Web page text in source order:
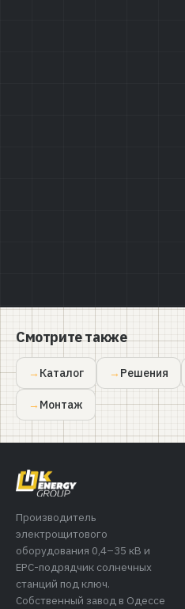
Смотрите также
Каталог Решения
Монтаж
Производитель
электрощитового
оборудования 0,4–35 кВ и
EPC-подрядчик солнечных
станций под ключ.
Собственный завод в Одессе